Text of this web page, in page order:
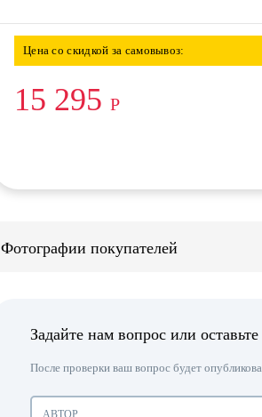
Цена со скидкой за самовывоз:
15 295 Р
Фотографии покупателей
Задайте нам вопрос или
После проверки ваш вопрос будет